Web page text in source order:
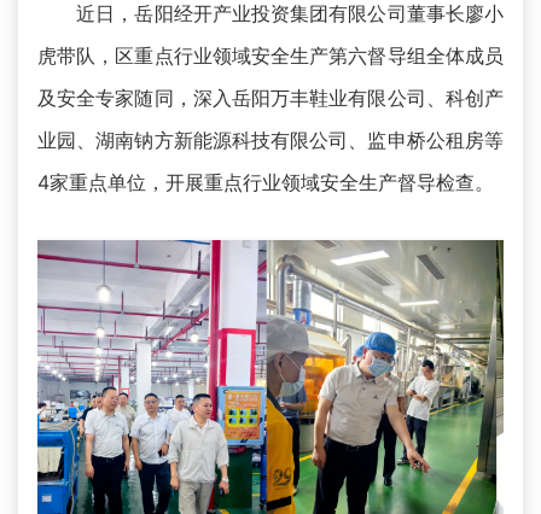
近日，岳阳经开产业投资集团有限公司董事长廖小
虎带队，区重点行业领域安全生产第六督导组全体成员
及安全专家随同，深入岳阳万丰鞋业有限公司、科创产
业园、湖南钠方新能源科技有限公司、监申桥公租房等
4家重点单位，开展重点行业领域安全生产督导检查。